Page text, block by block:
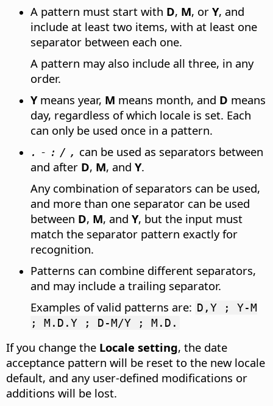
A pattern must start with D, M, or Y, and
include at least two items, with at least one
separator between each one.
A pattern may also include all three, in any
order.
Ymeans year, M means month, and D means
day, regardless of which locale is set. Each
can only be used once in a pattern.
. - : / , can be used as separators between
and after D, M, and Y.
Any combination of separators can be used,
and more than one separator can be used
between D, M, and Y, but the input must
match the separator pattern exactly for
recognition.
Patterns can combine different separators,
and may include a trailing separator.
Examples of valid patterns are: D,Y ; Y-M
; M.D.Y ; D-M/Y ; M.D.
If you change the Locale setting, the date
acceptance pattern will be reset to the new locale
default, and any user-defined modifications or
additions will be lost.